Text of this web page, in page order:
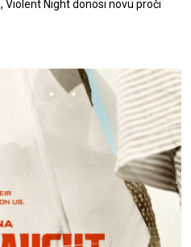
Violent Night donosi novu proči